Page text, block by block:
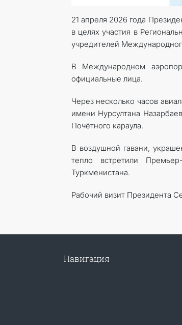
21 апреля 2026 года
в целях участия в
учредителей
В Международном
официальные лица.
Через несколько часов
имени Нурсултана
Почётного караула.
В воздушной гавани,
тепло встретили
Туркменистана.
Рабочий визит Президента
Навигация